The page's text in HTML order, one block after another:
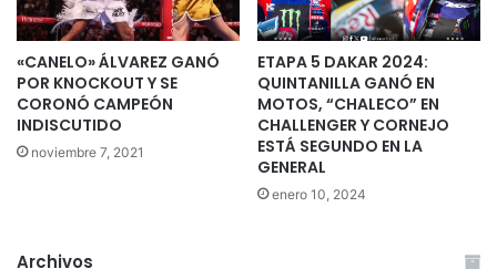
«CANELO» ÁLVAREZ GANÓ
POR KNOCKOUT Y SE
CORONÓ CAMPEÓN
INDISCUTIDO
noviembre 7, 2021
ETAPA 5 DAKAR 2024:
QUINTANILLA GANÓ EN
MOTOS, “CHALECO” EN
CHALLENGER Y CORNEJO
ESTÁ SEGUNDO EN LA
GENERAL
enero 10, 2024
Archivos